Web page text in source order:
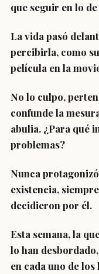
que seguir en lo
La vida pasó
percibirla, como
película en la
No lo culpo,
confunde la
abulia. ¿Para qué
problemas?
Nunca
existencia,
decidieron por él.
Esta semana, la
lo han
en cada uno de